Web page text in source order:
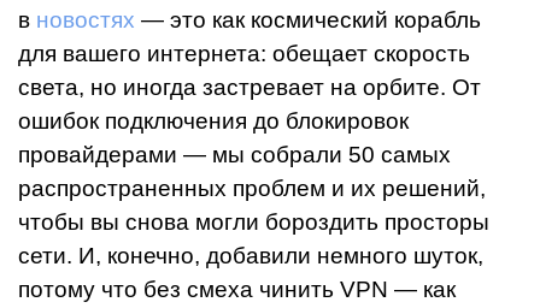
в новостях — это как космический корабль
для вашего интернета: обещает скорость
света, но иногда застревает на орбите. От
ошибок подключения до блокировок
провайдерами — мы собрали 50 самых
распространенных проблем и их решений,
чтобы вы снова могли бороздить просторы
сети. И, конечно, добавили немного шуток,
потому что без смеха чинить VPN — как